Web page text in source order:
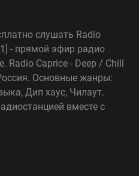
слушать Radio
- прямой эфир радио
Radio Caprice - Deep / Chill
Основные жанры:
Дип хаус, Чилаут.
вместе с